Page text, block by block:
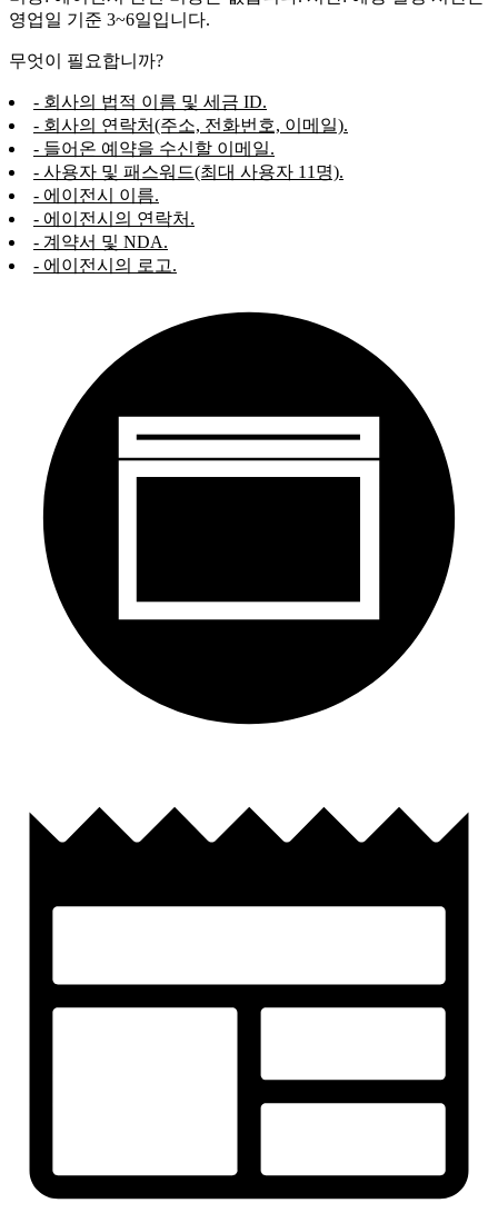
영업일 기준 3~6일입니다.
무엇이 필요합니까?
- 회사의 법적 이름 및 세금 ID.
- 회사의 연락처(주소, 전화번호, 이메일).
- 들어온 예약을 수신할 이메일.
- 사용자 및 패스워드(최대 사용자 11명).
- 에이전시 이름.
- 에이전시의 연락처.
- 계약서 및 NDA.
- 에이전시의 로고.